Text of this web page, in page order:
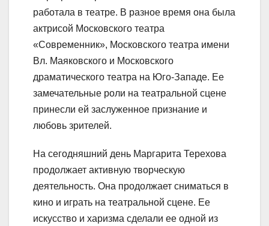
работала в театре. В разное время она была
актрисой Московского театра
«Современник», Московского театра имени
Вл. Маяковского и Московского
драматического театра на Юго-Западе. Ее
замечательные роли на театральной сцене
принесли ей заслуженное признание и
любовь зрителей.
На сегодняшний день Маргарита Терехова
продолжает активную творческую
деятельность. Она продолжает сниматься в
кино и играть на театральной сцене. Ее
искусство и харизма сделали ее одной из